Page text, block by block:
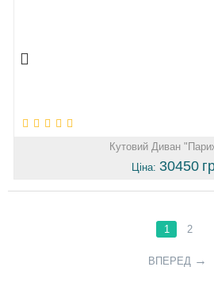
Кутовий Диван
Ціна: 30450
1 2
ВПЕРЕД